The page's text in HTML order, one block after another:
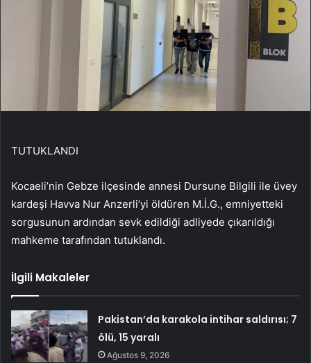
TUTUKLANDI
Kocaeli’nin Gebze ilçesinde annesi Dursune Bilgili ile üvey
kardeşi Havva Nur Anzerli’yi öldüren M.İ.G., emniyetteki
sorgusunun ardından sevk edildiği adliyede çıkarıldığı
mahkeme tarafından tutuklandı.
İlgili Makaleler
Pakistan’da karakola intihar saldırısı; 7
ölü, 15 yaralı
Ağustos 9, 2026